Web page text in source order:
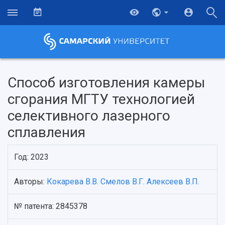
НАЗАД
Способ изготовления камеры
сгорания МГТУ технологией
селективного лазерного
сплавления
Год: 2023
Авторы: Кокарева В.В. Смелов В.Г. Алексеев В.П.
№ патента: 2845378